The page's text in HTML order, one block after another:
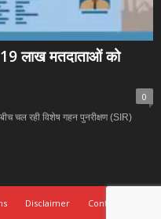
लाख मतदाताओं को
0
चल रही विशेष गहन पुनरीक्षण (SIR)
Disclaimer Contact Us